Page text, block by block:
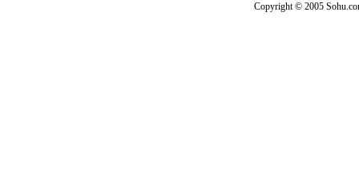
Copyright © 2005